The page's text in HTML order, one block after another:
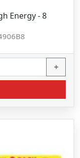
Energy - 8
+